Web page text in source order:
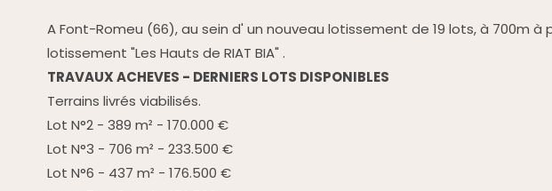
A Font-Romeu (66), au sein d' un nouveau lotissement de 19 lots, à 700m
lotissement "Les Hauts de RIAT BIA" .
TRAVAUX ACHEVES - DERNIERS LOTS DISPONIBLES
Terrains livrés viabilisés.
Lot N°2 - 389 m² - 170.000 €
Lot N°3 - 706 m² - 233.500 €
Lot N°6 - 437 m² - 176.500 €